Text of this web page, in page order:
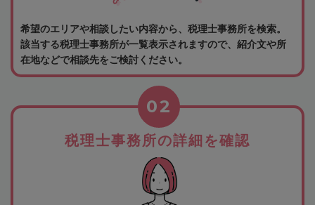
希望のエリアや相談したい内容から、税理士事務所を検索。
該当する税理士事務所が一覧表示されますので、紹介文や所
在地などで相談先をご検討ください。
税理士事務所の詳細を確認
02